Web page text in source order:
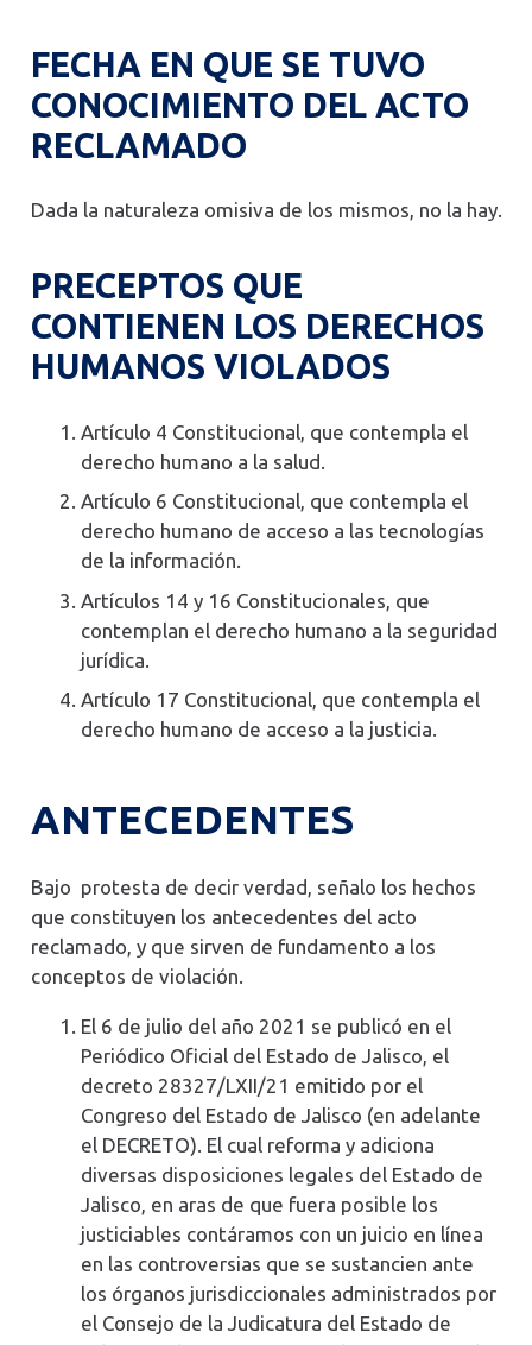
FECHA EN QUE SE TUVO
CONOCIMIENTO DEL ACTO
RECLAMADO
Dada la naturaleza omisiva de los mismos, no la hay.
PRECEPTOS QUE
CONTIENEN LOS DERECHOS
HUMANOS VIOLADOS
Artículo 4 Constitucional, que contempla el
derecho humano a la salud.
Artículo 6 Constitucional, que contempla el
derecho humano de acceso a las tecnologías
de la información.
Artículos 14 y 16 Constitucionales, que
contemplan el derecho humano a la seguridad
jurídica.
Artículo 17 Constitucional, que contempla el
derecho humano de acceso a la justicia.
ANTECEDENTES
Bajo protesta de decir verdad, señalo los hechos
que constituyen los antecedentes del acto
reclamado, y que sirven de fundamento a los
conceptos de violación.
El 6 de julio del año 2021 se publicó en el
Periódico Oficial del Estado de Jalisco, el
decreto 28327/LXII/21 emitido por el
Congreso del Estado de Jalisco (en adelante
el DECRETO). El cual reforma y adiciona
diversas disposiciones legales del Estado de
Jalisco, en aras de que fuera posible los
justiciables contáramos con un juicio en línea
en las controversias que se sustancien ante
los órganos jurisdiccionales administrados por
el Consejo de la Judicatura del Estado de